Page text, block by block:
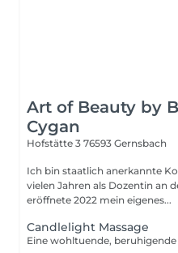
Art of Beauty by
Cygan
Hofstätte 3 76593 Gernsbach
Ich bin staatlich anerkannte
vielen Jahren als Dozentin an
eröffnete 2022 mein eigenes...
Candlelight Massage